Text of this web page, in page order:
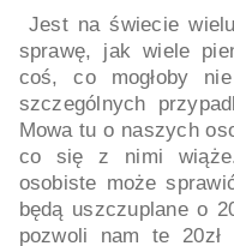
Jest na świecie
sprawę, jak wiele
coś, co mogłoby
szczególnych
Mowa tu o naszych
co się z nimi
osobiste może
będą uszczuplane o
pozwoli nam te